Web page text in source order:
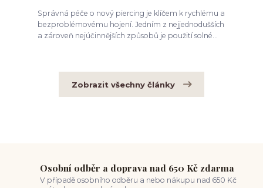
Správná péče o nový piercing je klíčem k rychlému a
bezproblémovému hojení. Jedním z nejjednodušších
a zároveň nejúčinnějších způsobů je použití solné...
Zobrazit všechny články
Osobní odběr a doprava nad 650 Kč zdarma
V případě osobního odběru a nebo nákupu nad 650 Kč